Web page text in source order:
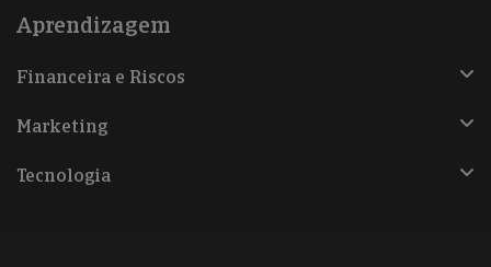
Aprendizagem
Financeira e Riscos
Marketing
Tecnologia